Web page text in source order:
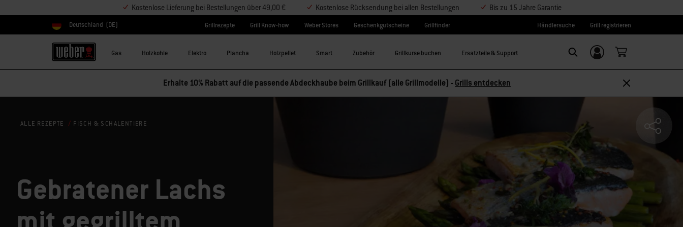
Kostenlose Lieferung bei Bestellungen über 49,00 € Kostenlose Rücksendung bei allen Bestellungen Bis zu 15 Jahre Garantie
Land auswählen
Deutschland (DE) Grillrezepte Grill Know-how Weber Stores Geschenkgutscheine Grillfinder Händlersuche Grill registrieren
Gas Holzkohle Elektro Plancha Holzpellet Smart Zubehör Grillkurse buchen Ersatzteile & Support
Einloggen/
Weber-ID
Erhalte 10% Rabatt auf die passende Abdeckhaube beim Grillkauf (alle Grillmodelle) - Grills entdecken
ALLE REZEPTE FISCH & SCHALENTIERE
Gebratener Lachs